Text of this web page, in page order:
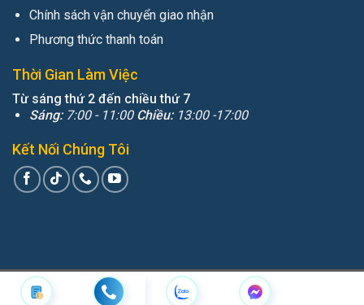
Chính sách vận chuyển giao nhận
Phương thức thanh toán
Thời Gian Làm Việc
Từ sáng thứ 2 đến chiều thứ 7
Sáng: 7:00 - 11:00 Chiều: 13:00 -17:00
Kết Nối Chúng Tôi
Copyright 2026 © Geotech.vn